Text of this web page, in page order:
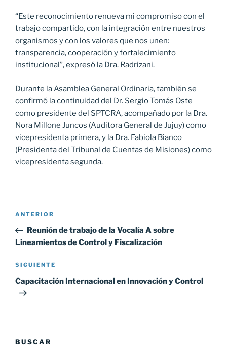
“Este reconocimiento renueva mi compromiso con el
trabajo compartido, con la integración entre nuestros
organismos y con los valores que nos unen:
transparencia, cooperación y fortalecimiento
institucional”, expresó la Dra. Radrizani.
Durante la Asamblea General Ordinaria, también se
confirmó la continuidad del Dr. Sergio Tomás Oste
como presidente del SPTCRA, acompañado por la Dra.
Nora Millone Juncos (Auditora General de Jujuy) como
vicepresidenta primera, y la Dra. Fabiola Bianco
(Presidenta del Tribunal de Cuentas de Misiones) como
vicepresidenta segunda.
Navegación
entradas
Entrada
anterior:
ANTERIOR
Reunión de trabajo de la Vocalía A sobre
Lineamientos de Control y Fiscalización
Siguiente
entrada
SIGUIENTE
Capacitación Internacional en Innovación y Control
BUSCAR